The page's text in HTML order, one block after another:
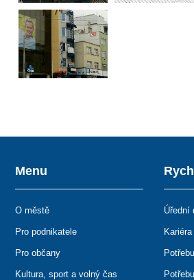
Menu
O městě
Pro podnikatele
Pro občany
Kultura, sport a volný čas
Úřední
Kariéra